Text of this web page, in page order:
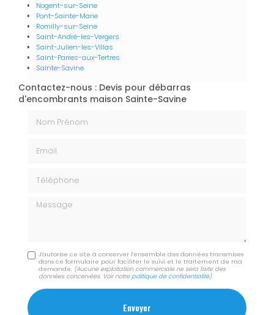
Nogent-sur-Seine
Pont-Sainte-Marie
Romilly-sur-Seine
Saint-André-les-Vergers
Saint-Julien-les-Villas
Saint-Parres-aux-Tertres
Sainte-Savine
Contactez-nous : Devis pour débarras
d'encombrants maison Sainte-Savine
Message
J'autorise ce site à conserver l'ensemble des données transmises
dans ce formulaire pour faciliter le suivi et le traitement de ma
demande. (Aucune exploitation commerciale ne sera faite des
données concervées. Voir notrepolitique de confidentialité)